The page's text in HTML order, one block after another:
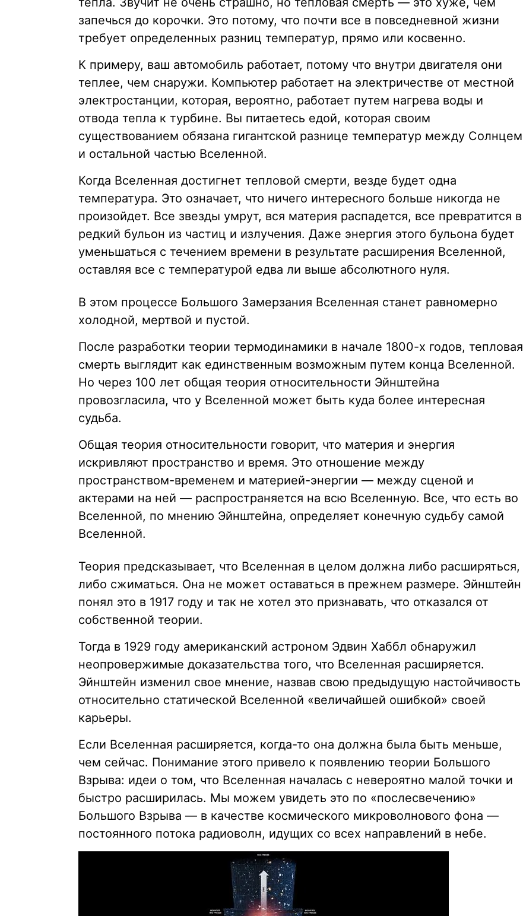
запечься до корочки. Это потому, что почти все в повседневной жизни
требует определенных разниц температур, прямо или косвенно.
К примеру, ваш автомобиль работает, потому что внутри двигателя они
теплее, чем снаружи. Компьютер работает на электричестве от местной
электростанции, которая, вероятно, работает путем нагрева воды и
отвода тепла к турбине. Вы питаетесь едой, которая своим
существованием обязана гигантской разнице температур между Солнцем
и остальной частью Вселенной.
Когда Вселенная достигнет тепловой смерти, везде будет одна
температура. Это означает, что ничего интересного больше никогда не
произойдет. Все звезды умрут, вся материя распадется, все превратится в
редкий бульон из частиц и излучения. Даже энергия этого бульона будет
уменьшаться с течением времени в результате расширения Вселенной,
оставляя все с температурой едва ли выше абсолютного нуля.
В этом процессе Большого Замерзания Вселенная станет равномерно
холодной, мертвой и пустой.
После разработки теории термодинамики в начале 1800-х годов, тепловая
смерть выглядит как единственным возможным путем конца Вселенной.
Но через 100 лет общая теория относительности Эйнштейна
провозгласила, что у Вселенной может быть куда более интересная
судьба.
Общая теория относительности говорит, что материя и энергия
искривляют пространство и время. Это отношение между
пространством-временем и материей-энергии — между сценой и
актерами на ней — распространяется на всю Вселенную. Все, что есть во
Вселенной, по мнению Эйнштейна, определяет конечную судьбу самой
Вселенной.
Теория предсказывает, что Вселенная в целом должна либо расширяться,
либо сжиматься. Она не может оставаться в прежнем размере. Эйнштейн
понял это в 1917 году и так не хотел это признавать, что отказался от
собственной теории.
Тогда в 1929 году американский астроном Эдвин Хаббл обнаружил
неопровержимые доказательства того, что Вселенная расширяется.
Эйнштейн изменил свое мнение, назвав свою предыдущую настойчивость
относительно статической Вселенной «величайшей ошибкой» своей
карьеры.
Если Вселенная расширяется, когда-то она должна была быть меньше,
чем сейчас. Понимание этого привело к появлению теории Большого
Взрыва: идеи о том, что Вселенная началась с невероятно малой точки и
быстро расширилась. Мы можем увидеть это по «послесвечению»
Большого Взрыва — в качестве космического микроволнового фона —
постоянного потока радиоволн, идущих со всех направлений в небе.